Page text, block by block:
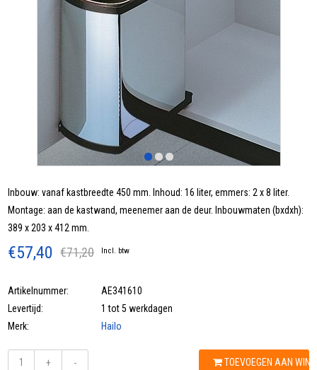
Inbouw: vanaf kastbreedte 450 mm. Inhoud: 16 liter, emmers: 2 x 8 liter.
Montage: aan de kastwand, meenemer aan de deur. Inbouwmaten (bxdxh):
389 x 203 x 412 mm.
€57,40 €71,20 Incl. btw
Artikelnummer:
AE341610
Levertijd:
1 tot 5 werkdagen
Merk:
Hailo
+ - TOEVOEGEN AAN